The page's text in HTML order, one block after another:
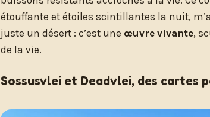
étouffante et étoiles scintillantes la nuit,
juste un désert : c’est une œuvre vivante,
de la vie.
Sossusvlei et Deadvlei, des cartes